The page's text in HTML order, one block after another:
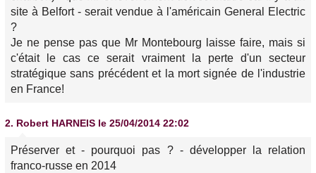
site à Belfort - serait vendue à l'américain General Electric
?
Je ne pense pas que Mr Montebourg laisse faire, mais si
c'était le cas ce serait vraiment la perte d'un secteur
stratégique sans précédent et la mort signée de l'industrie
en France!
2. Robert HARNEIS le 25/04/2014 22:02
Préserver et - pourquoi pas ? - développer la relation
franco-russe en 2014